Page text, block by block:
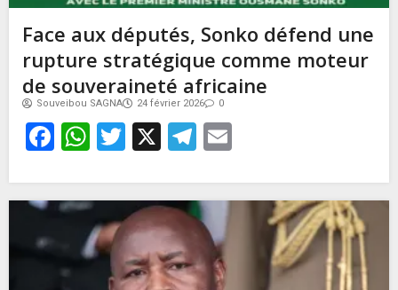
Face aux députés, Sonko défend une
rupture stratégique comme moteur
de souveraineté africaine
Souveibou SAGNA 24 février 2026 0
Facebook
WhatsApp
Twitter
X Telegram